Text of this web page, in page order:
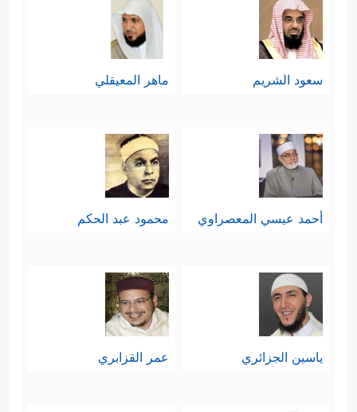
سعود الشريم ماهر المعيقلي
أحمد عيسي المعصراوي محمود عبد الحكم
ياسين الجزائري عمر القزابري